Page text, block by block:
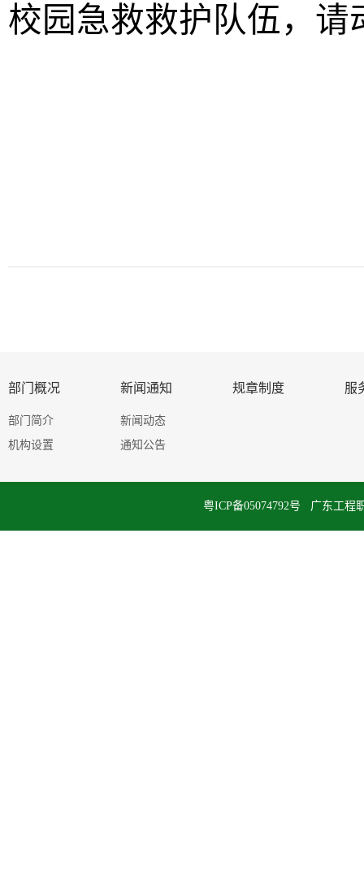
校园急救救护队伍，
部门概况
部门简介
机构设置
新闻通知
新闻动态
通知公告
规章制度 服
粤ICP备05074792号 广东工程